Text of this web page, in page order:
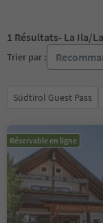
1 Résultats- La Ila/
Trier par :
Südtirol Guest Pass
Réservable en ligne